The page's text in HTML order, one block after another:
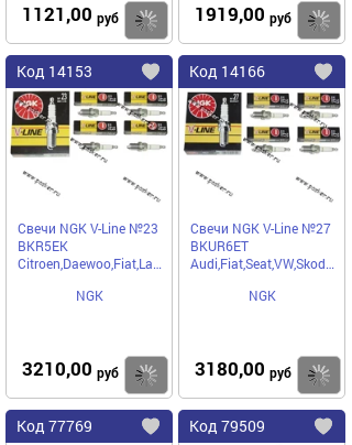
1121,00 руб Купить
1919,00 руб
Код 14153
Добавить
в
избранное
Свечи NGK V-Line №23
BKR5EK
Citroen,Daewoo,Fiat,Lancia,Opel,Saab,Peugeot
NGK
3210,00 руб Купить
Код 14166
в
Свечи NGK V-Line №27
BKUR6ET
Audi,Fiat,Seat,VW,Skoda,Lancia
NGK
3180,00 руб
Код 77769
Добавить
Код 79509